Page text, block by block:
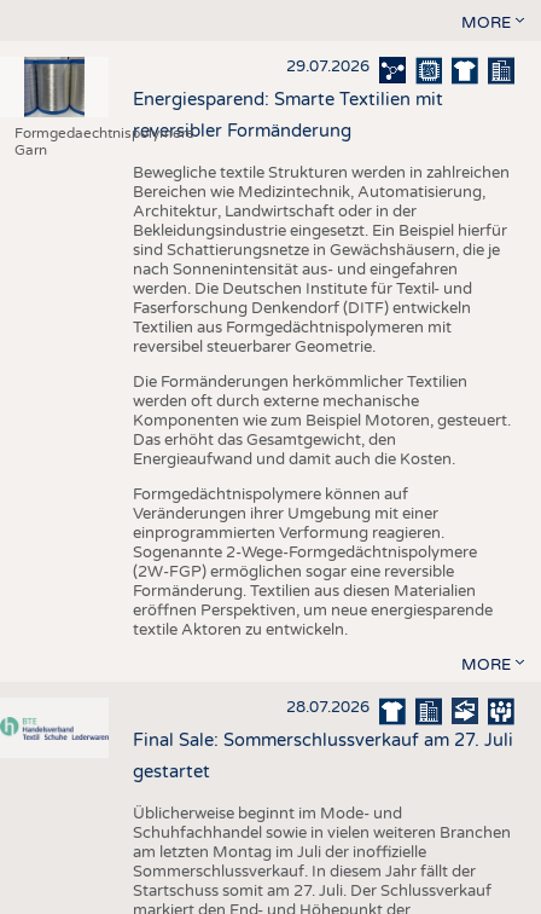
MORE
Formgedaechtnispolymere
Garn
29.07.2026
Energiesparend: Smarte Textilien mit
reversibler Formänderung
Bewegliche textile Strukturen werden in zahlreichen
Bereichen wie Medizintechnik, Automatisierung,
Architektur, Landwirtschaft oder in der
Bekleidungsindustrie eingesetzt. Ein Beispiel hierfür
sind Schattierungsnetze in Gewächshäusern, die je
nach Sonnenintensität aus- und eingefahren
werden. Die Deutschen Institute für Textil- und
Faserforschung Denkendorf (DITF) entwickeln
Textilien aus Formgedächtnispolymeren mit
reversibel steuerbarer Geometrie.
Die Formänderungen herkömmlicher Textilien
werden oft durch externe mechanische
Komponenten wie zum Beispiel Motoren, gesteuert.
Das erhöht das Gesamtgewicht, den
Energieaufwand und damit auch die Kosten.
Formgedächtnispolymere können auf
Veränderungen ihrer Umgebung mit einer
einprogrammierten Verformung reagieren.
Sogenannte 2-Wege-Formgedächtnispolymere
(2W-FGP) ermöglichen sogar eine reversible
Formänderung. Textilien aus diesen Materialien
eröffnen Perspektiven, um neue energiesparende
textile Aktoren zu entwickeln.
MORE
28.07.2026
Final Sale: Sommerschlussverkauf am 27. Juli
gestartet
Üblicherweise beginnt im Mode- und
Schuhfachhandel sowie in vielen weiteren Branchen
am letzten Montag im Juli der inoffizielle
Sommerschlussverkauf. In diesem Jahr fällt der
Startschuss somit am 27. Juli. Der Schlussverkauf